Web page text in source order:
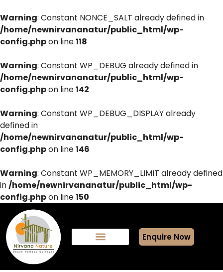
Warning: Constant NONCE_SALT already defined in
/home/newnirvananatur/public_html/wp-
config.phpon line118
Warning: Constant WP_DEBUG already defined in
/home/newnirvananatur/public_html/wp-
config.phpon line142
Warning: Constant WP_DEBUG_DISPLAY already
defined in
/home/newnirvananatur/public_html/wp-
config.phpon line146
Warning: Constant WP_MEMORY_LIMIT already defined
in/home/newnirvananatur/public_html/wp-
config.phpon line150
Enquire Now